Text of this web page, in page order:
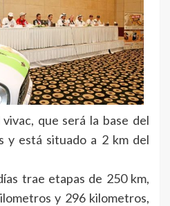
que será la base del
y está situado a 2 km del
trae etapas de 250 km,
y 296 kilometros,